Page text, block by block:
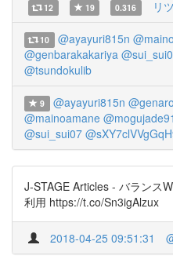
12 19 0.316 リ
10 @ayayuri815n
@genbarakakariya
@tsundokulib
9 @ayayuri815n
@mainoamane
@sui_sui07
J-STAGE Articles - バランス
利用 https://t.co/Sn3igAlzux
2018-04-25 09:51:31